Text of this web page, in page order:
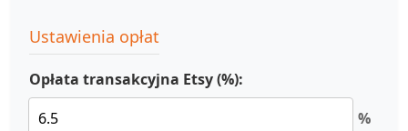
Ustawienia opłat
Opłata transakcyjna Etsy (%):
%